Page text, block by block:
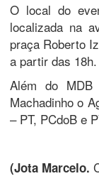
O local do
localizada na
praça Roberto
a partir das 18h.
Além do
Machadinho o
– PT, PCdoB e
(Jota Marcelo.